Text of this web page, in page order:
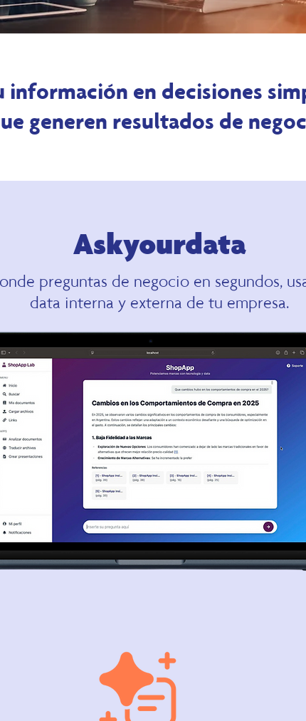
en decisiones
generen resultados de
Askyourdata
preguntas de negocio en segundos,
data interna y externa de tu empresa.